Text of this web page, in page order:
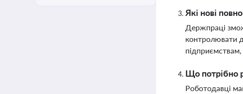
Які нові
Держпраці
контролювати
Що потрібно
Роботодавці